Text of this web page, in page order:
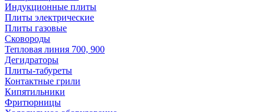
Индукционные плиты
Плиты электрические
Плиты газовые
Сковороды
Тепловая линия 700, 900
Дегидраторы
Плиты-табуреты
Контактные грили
Кипятильники
Фритюрницы